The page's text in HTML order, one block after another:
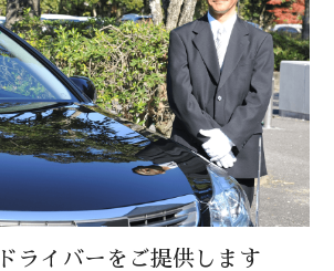
ライバーをご提供します